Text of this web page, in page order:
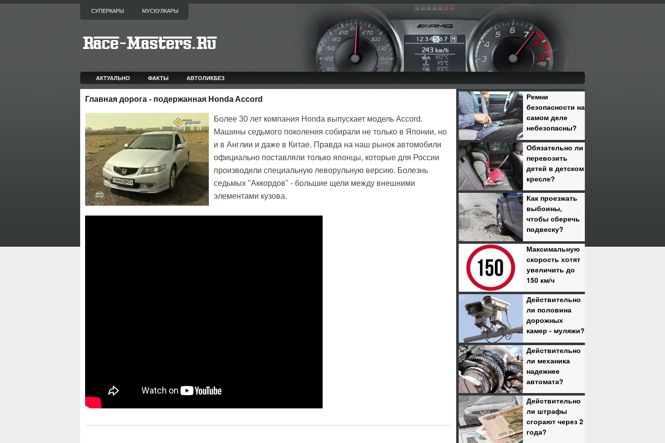
СУПЕРКАРЫ МУСКУЛКАРЫ
АКТУАЛЬНО ФАКТЫ АВТОЛИКБЕЗ
Главная дорога - подержанная Honda Accord
Более 30 лет компания Honda выпускает модель Accord.
Машины седьмого поколения собирали не только в Японии, но
и в Англии и даже в Китае. Правда на наш рынок автомобили
официально поставляли только японцы, которые для России
производили специальную леворульную версию. Болезнь
седьмых "Аккордов" - большие щели между внешними
элементами кузова.
Ремни
безопасности на
самом деле
небезопасны?
Обязательно ли
перевозить
детей в детском
кресле?
Как проезжать
выбоины,
чтобы сберечь
подвеску?
Максимальную
скорость хотят
увеличить до
150 км/ч
Действительно
ли половина
дорожных
камер - муляжи?
Действительно
ли механика
надежнее
автомата?
Действительно
ли штрафы
сгорают через 2
года?